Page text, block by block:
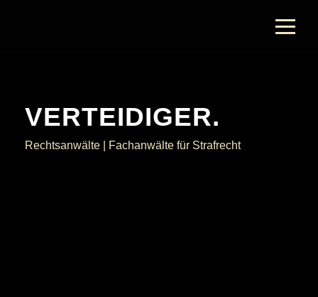
VERTEIDIGER.
Rechtsanwälte | Fachanwälte für Strafrecht